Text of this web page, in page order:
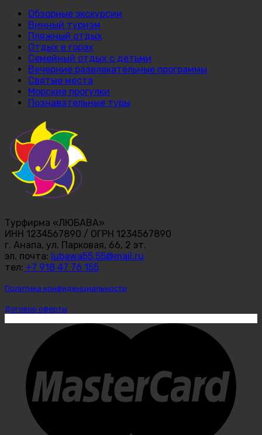
Обзорные экскурсии
Винный туризм
Пляжный отдых
Отдых в горах
Семейный отдых с детьми
Вечерние развлекательные программы
Святые места
Морские прогулки
Познавательные туры
Турфирма «ЛЮБАВА»
ИНН 1234567890 / ОГРН 1234567890
г. Анапа, ул. Парковая, 66, 2 эт.
эл. почта: lubawa55.55@mail.ru
тел: +7 918 47 76 155
Политика конфиденциальности
Договор оферты